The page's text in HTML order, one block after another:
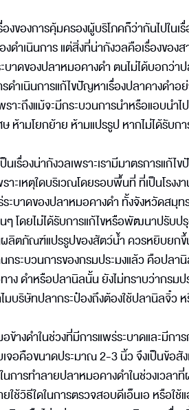
งของการคุ้มครองผู้บริโภคก็ว่ากันไปใน
เนินการ แต่สิ่งที่น่ากังวลคือเรื่องของ
าดของปลาหมอคางดำ ตนไม่ได้บอกว่า
ดำเนินการแก้ไขปัญหาเรื่องปลาคางดำอ
ราะถึงแม้จะมีกระบวนการนำหรือแอบ
ห้ามโยกย้าย ห้ามแปรรูป หากไม่ได้รับ
เรื่องน่ากังวลเพราะเรามีมาตรการแก้ไ
าะเหตุใดบริเวณโดยรอบพื้นที่ ที่เป็นโร
บาดของปลาหมอคางดำ ทั้งจังหวัดสมุ
โดยไม่ได้รับการแก้ไขหรือพัฒนาปรับ
ผลิตภัณฑ์แปรรูปของสัตว์น้ำ ควรหยิบยก
ระบวนการของกรมประมงแล้ว คือปลา
ดำหรือปลานิลนั้น ยังไม่ทราบว่ากรมปร
ไมบริษัทปลากระป๋องถึงต้องใช้ปลานิลจิ๋ว
างดำในช่วงที่มีการแพร่ระบาดและมีกา
อคือขนาดประมาณ 2-3 นิ้ว จึงเป็นข้อสั
การทำลายปลาหมอคางดำในช่วงเวลา
ใช้วิธีใดในการตรวจสอบดีเอ็นเอ หรือใ